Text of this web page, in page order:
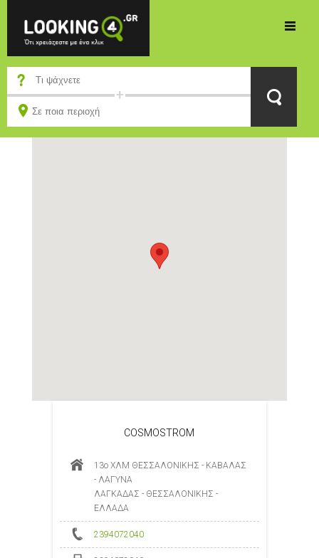
COSMOSTROM
13ο ΧΛΜ ΘΕΣΣΑΛΟΝΙΚΗΣ - ΚΑΒΑΛΑΣ
- ΛΑΓΥΝΑ
ΛΑΓΚΑΔΑΣ - ΘΕΣΣΑΛΟΝΙΚΗΣ -
ΕΛΛΑΔΑ
2394072040